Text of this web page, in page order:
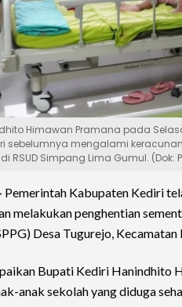
Himawan Pramana pada
sebelumnya mengalami
RSUD Simpang Lima Gumul. (Dok:
Pemerintah Kabupaten Kediri
melakukan penghentian
Desa Tugurejo, Kecamatan
Bupati Kediri Hanindhito
anak sekolah yang diduga